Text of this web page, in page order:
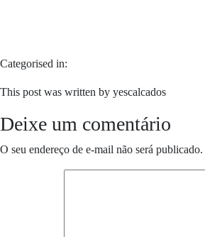
Categorised in:
This post was written by yescalcados
Deixe um comentário
O seu endereço de e-mail não será publicado.